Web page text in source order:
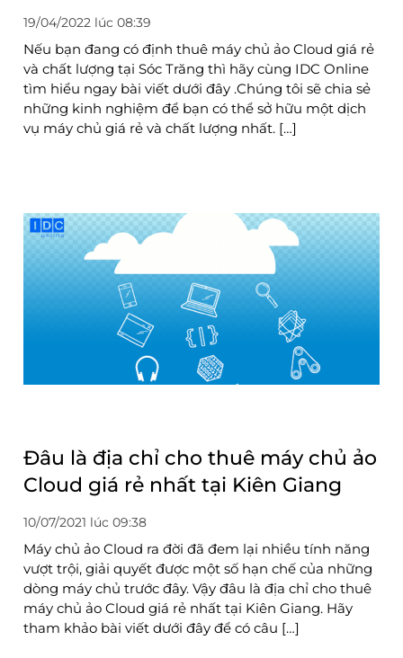
19/04/2022 lúc 08:39
Nếu bạn đang có định thuê máy chủ ảo Cloud giá rẻ
và chất lượng tại Sóc Trăng thì hãy cùng IDC Online
tìm hiểu ngay bài viết dưới đây .Chúng tôi sẽ chia sẻ
những kinh nghiệm để bạn có thể sở hữu một dịch
vụ máy chủ giá rẻ và chất lượng nhất. […]
Đâu là địa chỉ cho thuê máy chủ ảo
Cloud giá rẻ nhất tại Kiên Giang
10/07/2021 lúc 09:38
Máy chủ ảo Cloud ra đời đã đem lại nhiều tính năng
vượt trội, giải quyết được một số hạn chế của những
dòng máy chủ trước đây. Vậy đâu là địa chỉ cho thuê
máy chủ ảo Cloud giá rẻ nhất tại Kiên Giang. Hãy
tham khảo bài viết dưới đây để có câu […]